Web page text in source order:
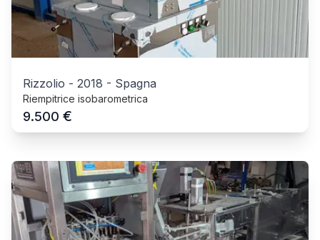
Rizzolio - 2018 - Spagna
Riempitrice isobarometrica
9.500 €